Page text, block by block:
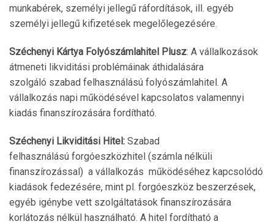
munkabérek, személyi jellegű ráfordítások, ill. egyéb
személyi jellegű kifizetések megelőlegezésére.
Széchenyi Kártya Folyószámlahitel Plusz: A vállalkozások
átmeneti likviditási problémáinak áthidalására
szolgáló szabad felhasználású folyószámlahitel. A
vállalkozás napi működésével kapcsolatos valamennyi
kiadás finanszírozására fordítható.
Széchenyi Likviditási Hitel: Szabad
felhasználású forgóeszközhitel (számla nélküli
finanszírozással) a vállalkozás működéséhez kapcsolódó
kiadások fedezésére, mint pl. forgóeszköz beszerzések,
egyéb igénybe vett szolgáltatások finanszírozására
korlátozás nélkül használható. A hitel fordítható a